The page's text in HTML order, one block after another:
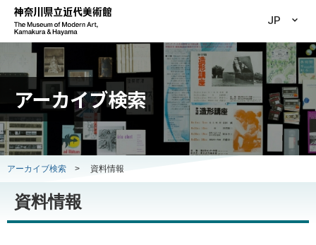
JP
アーカイブ検索
アーカイブ検索 > 資料情報
資料情報